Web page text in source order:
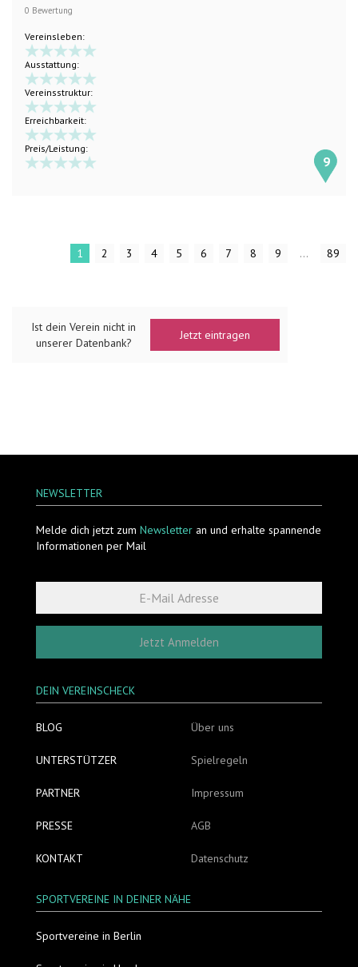
0 Bewertung
Vereinsleben:
Ausstattung:
Vereinsstruktur:
Erreichbarkeit:
Preis/Leistung:
9
1 2 3 4 5 6 7 8 9 ... 89
Ist dein Verein nicht in
unserer Datenbank?
Jetzt eintragen
NEWSLETTER
Melde dich jetzt zum Newsletter an und erhalte spannende
Informationen per Mail
Jetzt Anmelden
DEIN VEREINSCHECK
BLOG
UNTERSTÜTZER
PARTNER
PRESSE
KONTAKT
Über uns
Spielregeln
Impressum
AGB
Datenschutz
SPORTVEREINE IN DEINER NÄHE
Sportvereine in Berlin